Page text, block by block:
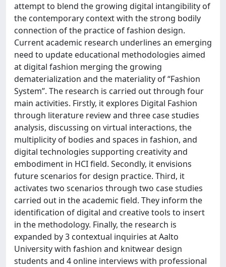
attempt to blend the growing digital intangibility of
the contemporary context with the strong bodily
connection of the practice of fashion design.
Current academic research underlines an emerging
need to update educational methodologies aimed
at digital fashion merging the growing
dematerialization and the materiality of “Fashion
System”. The research is carried out through four
main activities. Firstly, it explores Digital Fashion
through literature review and three case studies
analysis, discussing on virtual interactions, the
multiplicity of bodies and spaces in fashion, and
digital technologies supporting creativity and
embodiment in HCI field. Secondly, it envisions
future scenarios for design practice. Third, it
activates two scenarios through two case studies
carried out in the academic field. They inform the
identification of digital and creative tools to insert
in the methodology. Finally, the research is
expanded by 3 contextual inquiries at Aalto
University with fashion and knitwear design
students and 4 online interviews with professional